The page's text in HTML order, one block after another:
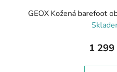
GEOX Kožená barefoot
1 299